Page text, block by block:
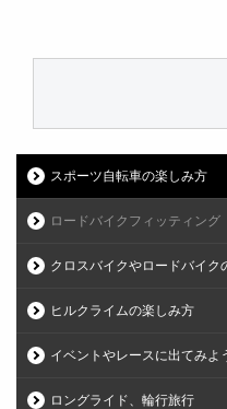
スポーツ自転車の楽しみ方
ロードバイクフィッティング
クロスバイクやロードバイク
ヒルクライムの楽しみ方
イベントやレースに出てみよ
ロングライド、輪行旅行